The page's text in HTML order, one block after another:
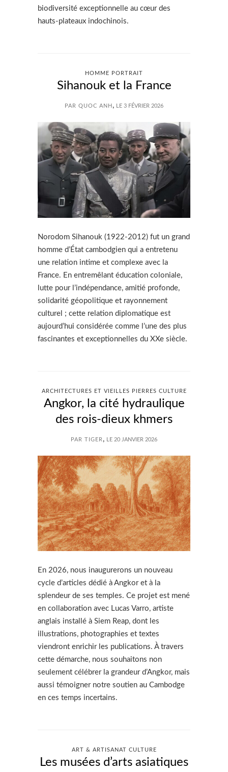
biodiversité exceptionnelle au cœur des
hauts-plateaux indochinois.
HOMME PORTRAIT
Sihanouk et la France
PAR QUOC ANH , LE 3 FÉVRIER 2026
Norodom Sihanouk (1922-2012) fut un grand
homme d’État cambodgien qui a entretenu
une relation intime et complexe avec la
France. En entremêlant éducation coloniale,
lutte pour l’indépendance, amitié profonde,
solidarité géopolitique et rayonnement
culturel ; cette relation diplomatique est
aujourd’hui considérée comme l’une des plus
fascinantes et exceptionnelles du XXe siècle.
ARCHITECTURES ET VIEILLES PIERRES CULTURE
Angkor, la cité hydraulique
des rois-dieux khmers
PAR TIGER , LE 20 JANVIER 2026
En 2026, nous inaugurerons un nouveau
cycle d’articles dédié à Angkor et à la
splendeur de ses temples. Ce projet est mené
en collaboration avec Lucas Varro, artiste
anglais installé à Siem Reap, dont les
illustrations, photographies et textes
viendront enrichir les publications. À travers
cette démarche, nous souhaitons non
seulement célébrer la grandeur d’Angkor, mais
aussi témoigner notre soutien au Cambodge
en ces temps incertains.
ART & ARTISANAT CULTURE
Les musées d’arts asiatiques